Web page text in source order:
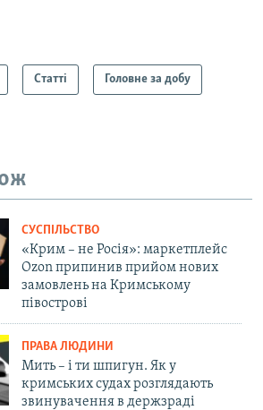
Статті Головне за добу
СУСПІЛЬСТВО
«Крим – не Росія»: маркетплейс
Ozon припинив прийом нових
замовлень на Кримському
півострові
ПРАВА ЛЮДИНИ
Мить – і ти шпигун. Як у
кримських судах розглядають
звинувачення в держзраді